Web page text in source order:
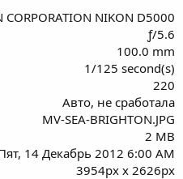
CORPORATION NIKON D5000
ƒ/5.6
100.0 mm
1/125 second(s)
220
Авто, не сработала
MV-SEA-BRIGHTON.JPG
2 MB
14 Декабрь 2012 6:00 AM
3954px x 2626px